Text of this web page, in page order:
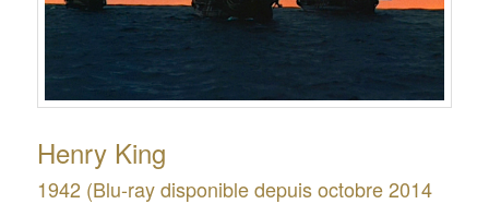
Henry King
1942 (Blu-ray disponible depuis octobre 2014